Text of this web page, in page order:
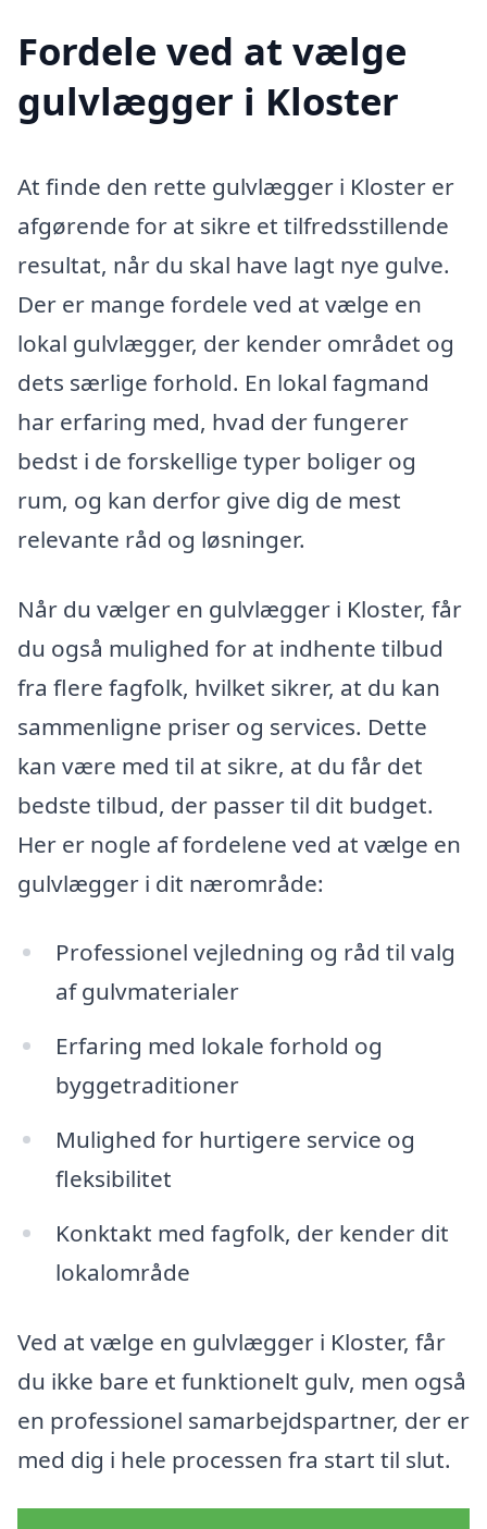
Fordele ved at vælge
gulvlægger i Kloster
At finde den rette gulvlægger i Kloster er
afgørende for at sikre et tilfredsstillende
resultat, når du skal have lagt nye gulve.
Der er mange fordele ved at vælge en
lokal gulvlægger, der kender området og
dets særlige forhold. En lokal fagmand
har erfaring med, hvad der fungerer
bedst i de forskellige typer boliger og
rum, og kan derfor give dig de mest
relevante råd og løsninger.
Når du vælger en gulvlægger i Kloster, får
du også mulighed for at indhente tilbud
fra flere fagfolk, hvilket sikrer, at du kan
sammenligne priser og services. Dette
kan være med til at sikre, at du får det
bedste tilbud, der passer til dit budget.
Her er nogle af fordelene ved at vælge en
gulvlægger i dit nærområde:
Professionel vejledning og råd til valg
af gulvmaterialer
Erfaring med lokale forhold og
byggetraditioner
Mulighed for hurtigere service og
fleksibilitet
Konktakt med fagfolk, der kender dit
lokalområde
Ved at vælge en gulvlægger i Kloster, får
du ikke bare et funktionelt gulv, men også
en professionel samarbejdspartner, der er
med dig i hele processen fra start til slut.